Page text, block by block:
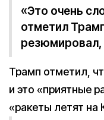
«Это очень
отметил
резюмировал,
Трамп отметил,
и это «приятные
«ракеты летят на